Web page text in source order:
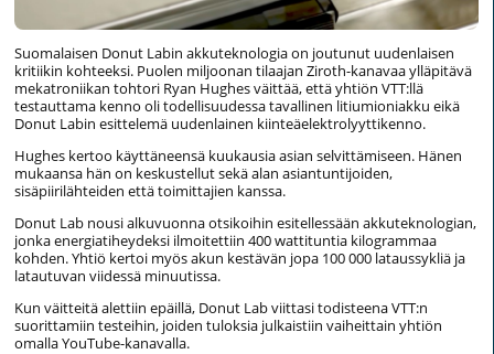
Suomalaisen Donut Labin akkuteknologia on joutunut uudenlaisen
kritiikin kohteeksi. Puolen miljoonan tilaajan Ziroth-kanavaa ylläpitävä
mekatroniikan tohtori Ryan Hughes väittää, että yhtiön VTT:llä
testauttama kenno oli todellisuudessa tavallinen litiumioniakku eikä
Donut Labin esittelemä uudenlainen kiinteäelektrolyyttikenno.
Hughes kertoo käyttäneensä kuukausia asian selvittämiseen. Hänen
mukaansa hän on keskustellut sekä alan asiantuntijoiden,
sisäpiirilähteiden että toimittajien kanssa.
Donut Lab nousi alkuvuonna otsikoihin esitellessään akkuteknologian,
jonka energiatiheydeksi ilmoitettiin 400 wattituntia kilogrammaa
kohden. Yhtiö kertoi myös akun kestävän jopa 100 000 lataussykliä ja
latautuvan viidessä minuutissa.
Kun väitteitä alettiin epäillä, Donut Lab viittasi todisteena VTT:n
suorittamiin testeihin, joiden tuloksia julkaistiin vaiheittain yhtiön
omalla YouTube-kanavalla.